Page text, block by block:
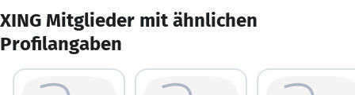
XING Mitglieder mit ähnlichen
Profilangaben